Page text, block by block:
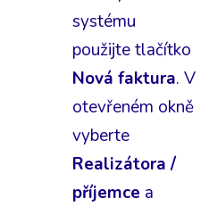
systému
použijte tlačítko
Nová faktura. V
otevřeném okně
vyberte
Realizátora /
příjemce a